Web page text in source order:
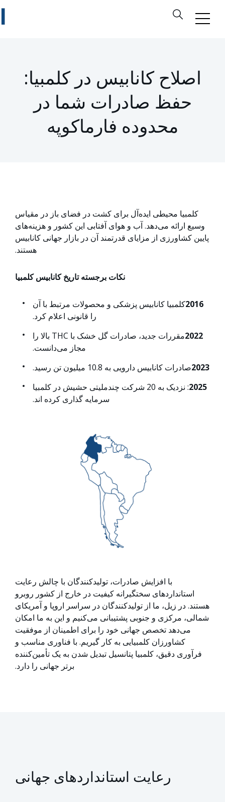
اصلاح کانابیس در کلمبیا:
حفظ صادرات شما در
محدوده فارماکوپه
کلمبیا محیطی ایده‌آل برای کشت در فضای باز در مقیاس
وسیع ارائه می‌دهد. آب و هوای آفتابی این کشور و هزینه‌های
پایین کشاورزی از مزایای قدرتمند آن در بازار جهانی کانابیس
هستند.
نکات برجسته تاریخ کانابیس کلمبیا
2016کلمبیا کانابیس پزشکی و محصولات مرتبط با آن
را قانونی اعلام کرد.
2022
مقررات جدید، صادرات گل خشک با THC بالا را
مجاز می‌دانست.
2023صادرات کانابیس دارویی به 10.8 میلیون تن رسید.
2025
: نزدیک به 20 شرکت چندملیتی حشیش در کلمبیا
سرمایه گذاری کرده اند.
با افزایش صادرات، تولیدکنندگان با چالش رعایت
استانداردهای سختگیرانه کیفیت در خارج از کشور روبرو
هستند. در زیل، ما از تولیدکنندگان در سراسر اروپا و آمریکای
شمالی، مرکزی و جنوبی پشتیبانی می‌کنیم و این به ما امکان
می‌دهد تخصص جهانی خود را برای اطمینان از موفقیت
کشاورزان کلمبیایی به کار گیریم. با فناوری مناسب و
فرآوری دقیق، کلمبیا پتانسیل تبدیل شدن به یک تأمین‌کننده
برتر جهانی را دارد.
رعایت استانداردهای جهانی